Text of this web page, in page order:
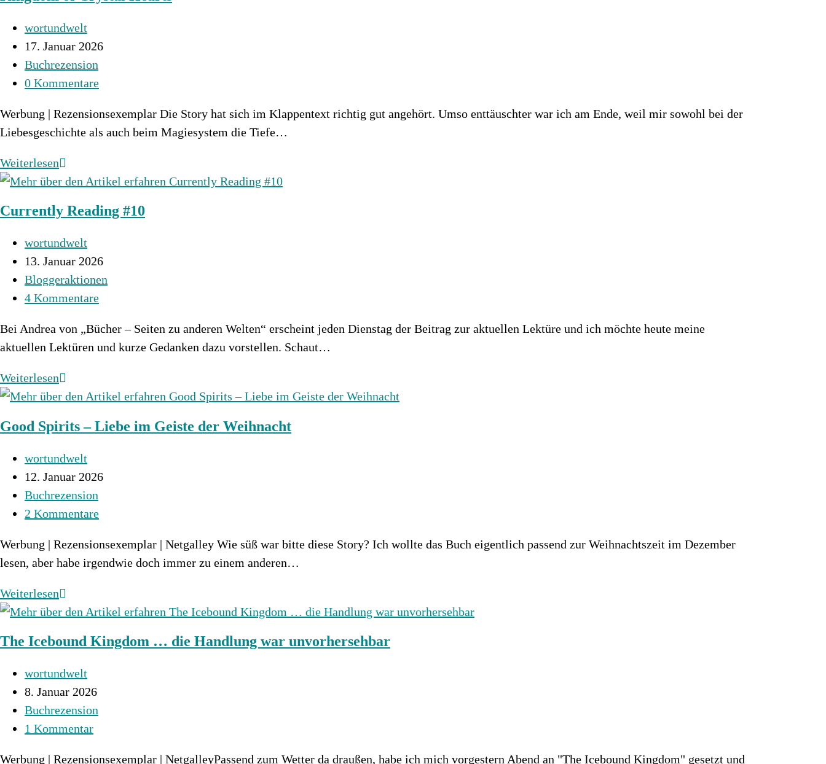
Wort
Januar
Beitrags-
Autor:
wortundwelt
Beitrag
veröffentlicht:
17. Januar 2026
Beitrags-
Kategorie:
Buchrezension
Beitrags-
0 Kommentare
Werbung | Rezensionsexemplar Die Story hat sich im Klappentext richtig gut angehört. Umso enttäuschter war ich am Ende, weil mir sowohl bei der
Liebesgeschichte als auch beim Magiesystem die Tiefe…
WeiterlesenKingdom
of
Hearts
Currently Reading #10
Beitrags-
Autor:
wortundwelt
Beitrag
veröffentlicht:
13. Januar 2026
Beitrags-
Kategorie:
Bloggeraktionen
Beitrags-
4 Kommentare
Bei Andrea von „Bücher – Seiten zu anderen Welten“ erscheint jeden Dienstag der Beitrag zur aktuellen Lektüre und ich möchte heute meine
aktuellen Lektüren und kurze Gedanken dazu vorstellen. Schaut…
WeiterlesenCurrently
Reading
Good Spirits – Liebe im Geiste der Weihnacht
Beitrags-
Autor:
wortundwelt
Beitrag
veröffentlicht:
12. Januar 2026
Beitrags-
Kategorie:
Buchrezension
Beitrags-
2 Kommentare
Werbung | Rezensionsexemplar | Netgalley Wie süß war bitte diese Story? Ich wollte das Buch eigentlich passend zur Weihnachtszeit im Dezember
lesen, aber habe irgendwie doch immer zu einem anderen…
WeiterlesenGood
Spirits
Liebe
im
Geiste
The Icebound Kingdom … die Handlung war unvorhersehbar
Beitrags-
Autor:
wortundwelt
Beitrag
veröffentlicht:
8. Januar 2026
Beitrags-
Kategorie:
Buchrezension
Beitrags-
1 Kommentar
Werbung | Rezensionsexemplar | NetgalleyPassend zum Wetter da draußen, habe ich mich vorgestern Abend an "The Icebound Kingdom" gesetzt und